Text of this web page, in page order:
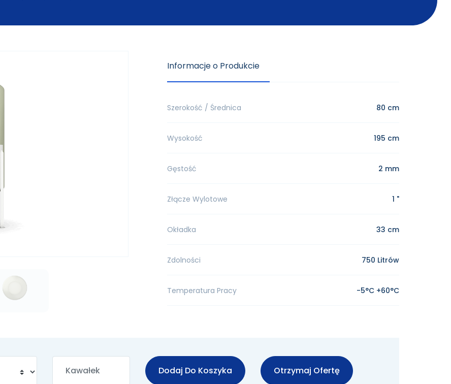
Informacje o Produkcie
Szerokość / Średnica 80 cm
Wysokość 195 cm
Gęstość 2 mm
Złącze Wylotowe 1 "
Okładka 33 cm
Zdolności 750 Litrów
Temperatura Pracy -5°C +60°C
Dodaj Do Koszyka Otrzymaj Ofertę